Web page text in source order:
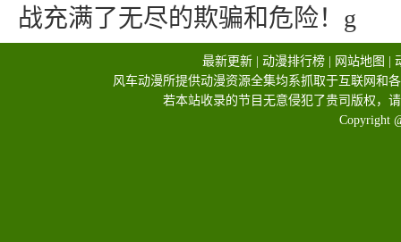
战充满了无尽的欺骗和危险！g
最新更新 动漫排行榜 网站地图
风车动漫所提供动漫资源全集均系抓取于互联网和
若本站收录的节目无意侵犯了贵司版权，
Copyright